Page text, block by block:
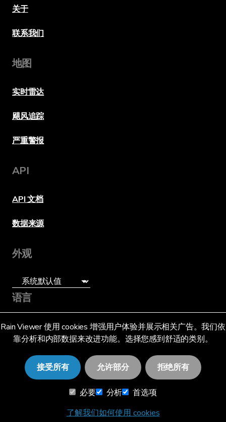
Rain Viewer 使用 cookies 增强用户体验并展示相关广告。我们依
靠分析和内部数据来改进功能。选择您感到舒适的类别。
接受所有 允许部分 拒绝所有
必要 分析
首选项
了解我们如何使用 cookies
关于
联系我们
地图
实时雷达
飓风追踪
严重警报
API
API 文档
数据来源
外观
语言
简体中文 (SG)
© 2026 RainViewer,MeteoLab Inc. 隐私声明